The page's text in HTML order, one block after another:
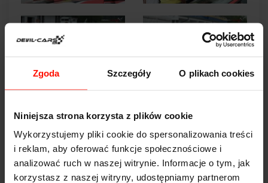
Zgoda Szczegóły O plikach cookies
Niniejsza strona korzysta z plików cookie
Wykorzystujemy pliki cookie do spersonalizowania treści
i reklam, aby oferować funkcje społecznościowe i
analizować ruch w naszej witrynie. Informacje o tym, jak
korzystasz z naszej witryny, udostępniamy partnerom